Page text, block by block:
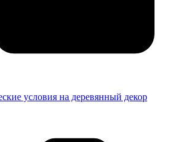
условия на деревянный декор